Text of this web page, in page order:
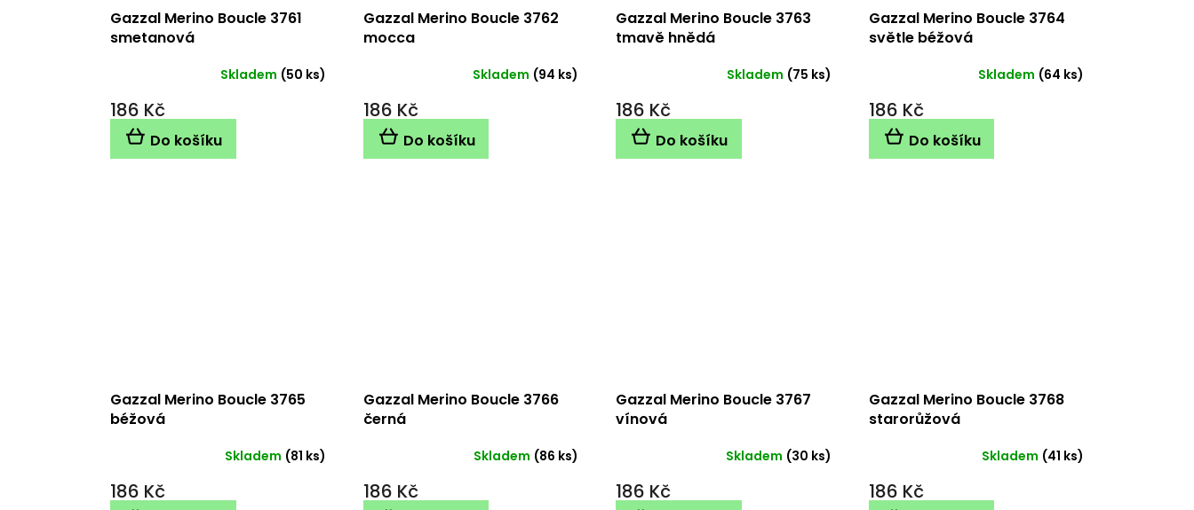
Gazzal Merino Boucle 3761
smetanová
Skladem (50 ks)
186 Kč
Do košíku
Gazzal Merino Boucle 3762
mocca
Skladem (94 ks)
186 Kč
Do košíku
Gazzal Merino Boucle 3763
tmavě hnědá
Skladem (75 ks)
186 Kč
Do košíku
Gazzal Merino Boucle 3764
světle béžová
Skladem (64 ks)
186 Kč
Do košíku
Gazzal Merino Boucle 3765
béžová
Skladem (81 ks)
186 Kč
Gazzal Merino Boucle 3766
černá
Skladem (86 ks)
186 Kč
Gazzal Merino Boucle 3767
vínová
Skladem (30 ks)
186 Kč
Gazzal Merino Boucle 3768
starorůžová
Skladem (41 ks)
186 Kč